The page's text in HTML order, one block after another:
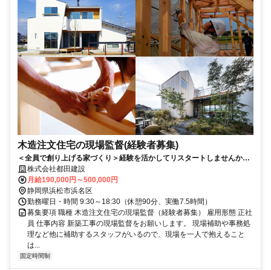
木造注文住宅の現場監督(経験者募集)
＜全員で創り上げる家づくり＞経験を活かしてリスタートしませんか？
幅広い層がイキイキ活躍中！
株式会社都田建設
月給190,000円～500,000円
静岡県浜松市浜名区
勤務曜日・時間 9:30～18:30（休憩90分、実働7.5時間）
募集要項 職種 木造注文住宅の現場監督（経験者募集） 雇用形態 正社
員 仕事内容 新築工事の現場監督をお願いします。 現場補助や事務処
理など他に補助するスタッフがいるので、現場を一人で抱えること
は...
固定時間制